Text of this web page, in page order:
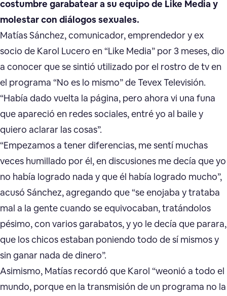
costumbre garabatear a su equipo de Like Media y
molestar con diálogos sexuales.
Matías Sánchez, comunicador, emprendedor y ex
socio de Karol Lucero en “Like Media” por 3 meses, dio
a conocer que se sintió utilizado por el rostro de tv en
el programa “No es lo mismo” de Tevex Televisión.
“Había dado vuelta la página, pero ahora vi una funa
que apareció en redes sociales, entré yo al baile y
quiero aclarar las cosas”.
“Empezamos a tener diferencias, me sentí muchas
veces humillado por él, en discusiones me decía que yo
no había logrado nada y que él había logrado mucho”,
acusó Sánchez, agregando que “se enojaba y trataba
mal a la gente cuando se equivocaban, tratándolos
pésimo, con varios garabatos, y yo le decía que parara,
que los chicos estaban poniendo todo de sí mismos y
sin ganar nada de dinero”.
Asimismo, Matías recordó que Karol “weonió a todo el
mundo, porque en la transmisión de un programa no la